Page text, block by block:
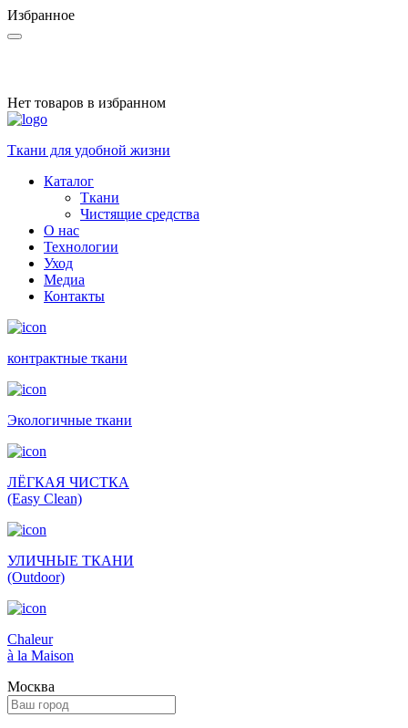
Избранное
Нет товаров в избранном
Ткани для удобной жизни
Каталог
Ткани
Чистящие средства
О нас
Технологии
Уход
Медиа
Контакты
контракт­ные ткани
Экологич­ные ткани
ЛЁГКАЯ ЧИСТКА
(Easy Clean)
УЛИЧНЫЕ ТКАНИ
(Outdoor)
Сhaleur
à la Maison
Москва